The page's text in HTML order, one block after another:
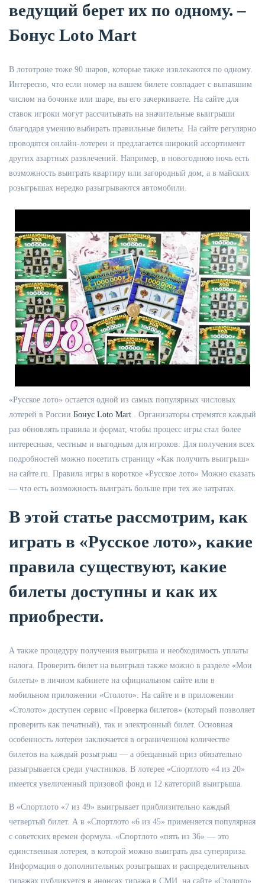
ведущий берет их по одному. –
Бонус Loto Mart
В лототроне тоже 90 шаров, которые также извлекаются по одному.
Интересно, что если номер на вашем билете совпадает с выпавшим
числом на бочонке или шаре, вы его зачеркиваете. На сайте для
ставок игроки могут рассчитывать на значительные выигрыши
благодаря умению выбирать правильные билеты. На сайте регулярно
проводятся онлайн-лотереи и предлагается широкий ассортимент
других азартных развлечений. Например, в новогоднюю ночь есть
возможность выиграть квартиру или загородный дом, а в майских
розыгрышах нередко разыгрываются автомобили.
«Русское лото» остается одной из самых популярных числовых
лотерей в России Бонус Loto Mart . Организаторы стремятся каждый
раз обновлять правила и формат, чтобы процесс игры стал более
интересным, честным и выгодным для игроков. Для получения всех
подробностей можно посетить страницу «Как получить выигрыш»
на сайте.ru. Правила игры в короткое «Русское лото» Можно сказать
— что есть возможность выиграть больше при тех же затратах.
В этой статье рассмотрим, как
играть в «Русское лото», какие
правила существуют, какие
билеты доступны и как их
приобрести.
А также процедуру получения выигрыша и необходимость уплаты
налога. Проверить билет на выигрыш также можно в разделе «Мои
билеты» в личном кабинете на официальном сайте или в
мобильном приложении «Столото». На сайте и в приложении
«Столото» доступен сервис «Проверка билетов» (который позволяет
проверить как печатный), так и электронный билет. Основная
особенность лотереи заключается в ограниченном количестве
билетов на каждый розыгрыш — а обещанный приз обязательно
разыгрывается среди участников. В лотерее «Спортлото «4 из 20»
имеется увеличенный призовой фонд и 12 категорий выигрыша.
В «Спортлото «7 из 49» выигрывает приблизительно каждый
четвертый билет. А в «Спортлото «6 из 45» применяется популярная
с советских времен формула. «Спортлото «пять из 36» — это
единственная лотерея, в которой можно выиграть два суперприза.
Информация о дополнительных розыгрышах и распределительных
тиражах публикуется в анонсах тиража в СМИ, на сайте «Столото»